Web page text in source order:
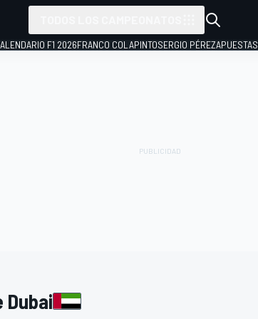
F1 2026FRANCO COLAPINTOSERGIO PÉREZAPUESTAS
Dubai